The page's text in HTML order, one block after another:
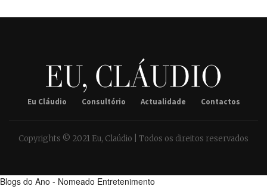
Eu Cláudio Consultório Actualidade Contactos
Copyrights © 2021 Eu, Claúdio | Todos os direitos reservados
Blogs do Ano - Nomeado Entretenimento